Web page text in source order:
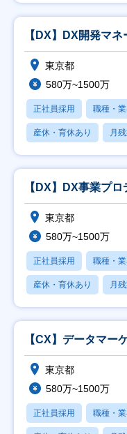
【DX】DX開発マ
東京都
580万~1500万
正社員採用 職種・
産休・育休あり 月
【DX】DX事業プ
東京都
580万~1500万
正社員採用 職種・
産休・育休あり 月
【CX】データマー
東京都
580万~1500万
正社員採用 職種・